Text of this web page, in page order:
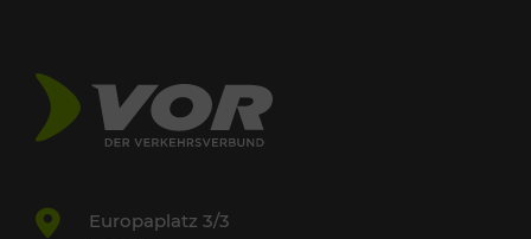
Europaplatz 3/3